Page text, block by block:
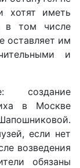
иметь
в том числе
оставляет им
и
создание
в Москве
если нет
возведения
обязаны